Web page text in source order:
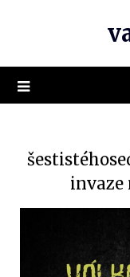
invaze